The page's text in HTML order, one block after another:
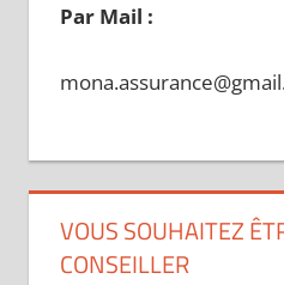
Par Mail :
VOUS SOUHAITEZ
CONSEILLER